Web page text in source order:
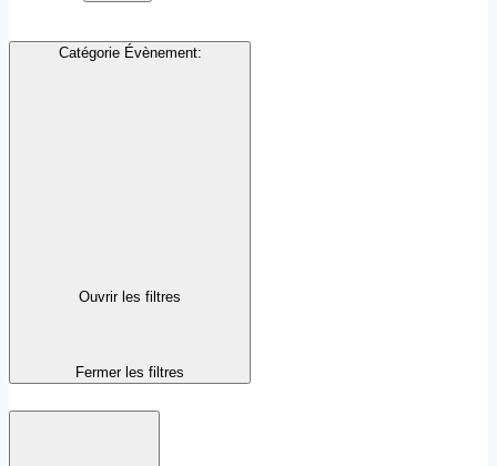
Catégorie Évènement:
Ouvrir les filtres
Fermer les filtres